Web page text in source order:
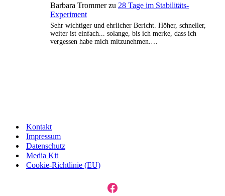
Barbara Trommerzu 28 Tage im Stabilitäts-
Experiment
Sehr wichtiger und ehrlicher Bericht. Höher, schneller,
weiter ist einfach... solange, bis ich merke, dass ich
vergessen habe mich mitzunehmen.…
Kontakt
Impressum
Datenschutz
Media Kit
Cookie-Richtlinie (EU)
Facebook